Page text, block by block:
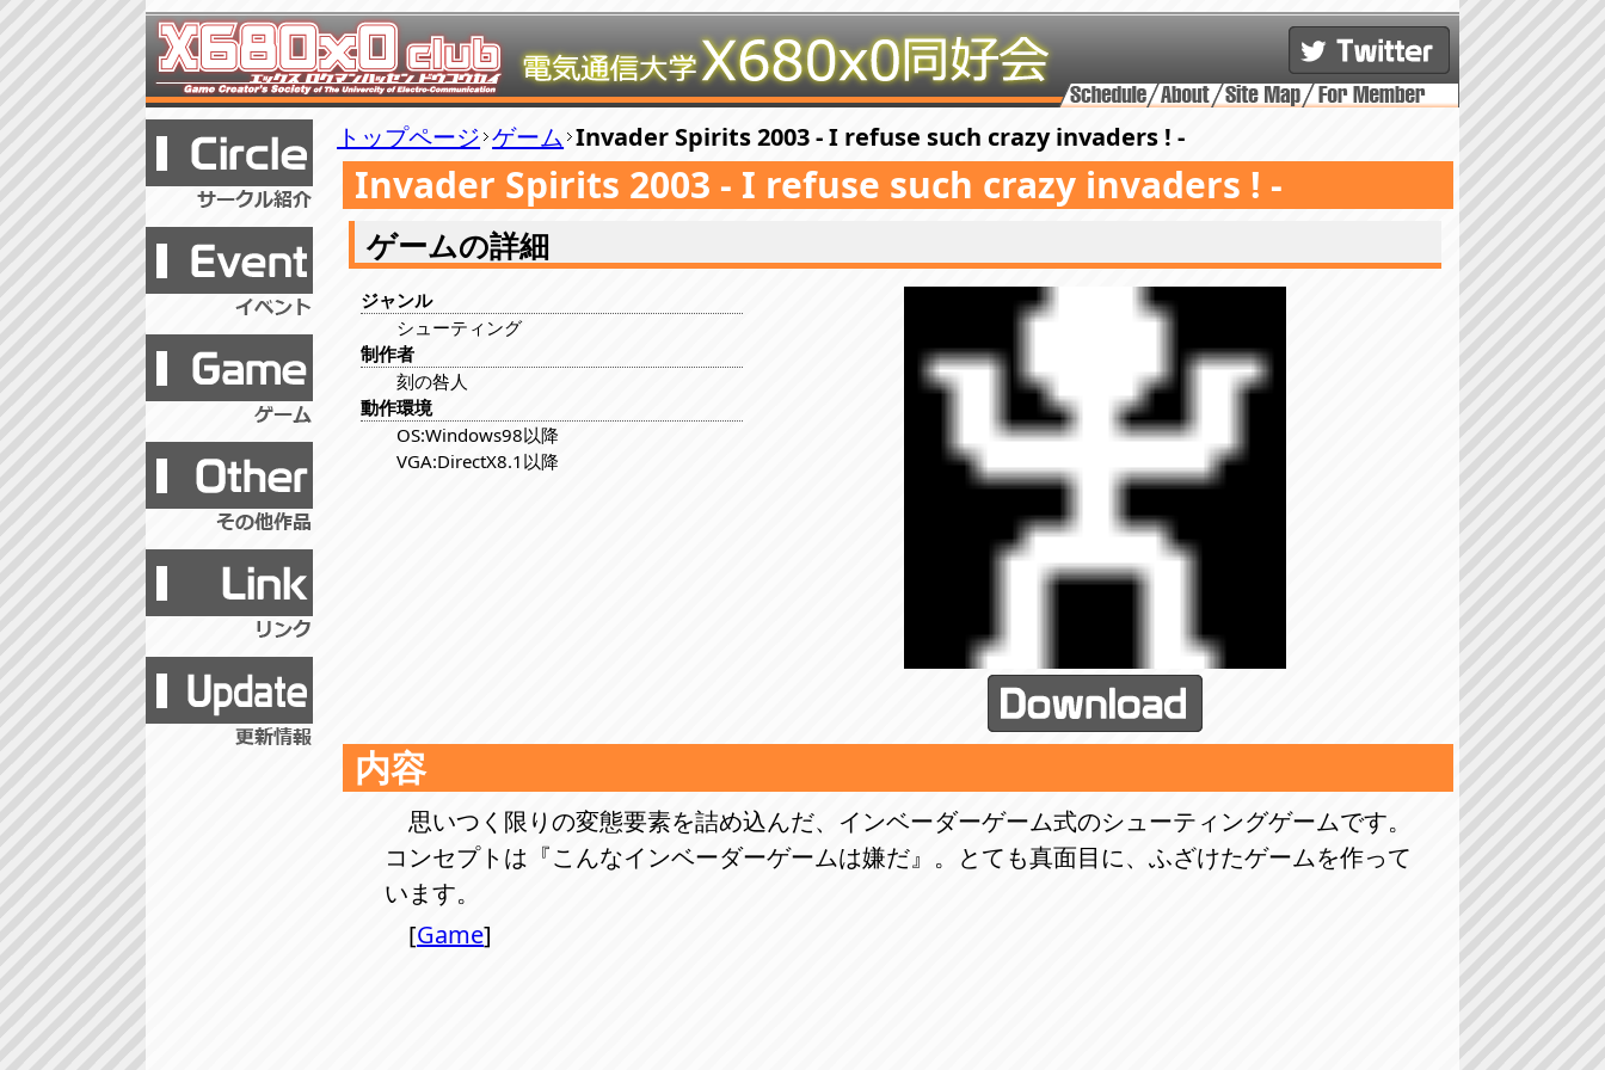
トップページ ゲーム Invader Spirits 2003 - I refuse such crazy invaders ! -
Invader Spirits 2003 - I refuse such crazy invaders ! -
ゲームの詳細
ジャンル
シューティング
制作者
刻の咎人
動作環境
OS:Windows98以降
VGA:DirectX8.1以降
内容
思いつく限りの変態要素を詰め込んだ、インベーダーゲーム式のシューティングゲームです。
コンセプトは『こんなインベーダーゲームは嫌だ』。とても真面目に、ふざけたゲームを作って
います。
[Game]